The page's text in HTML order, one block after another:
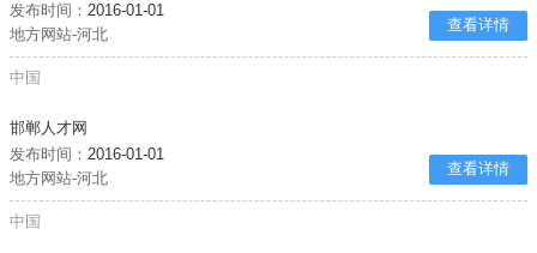
发布时间：2016-01-01
地方网站-河北
查看详情
中国
邯郸人才网
发布时间：2016-01-01
地方网站-河北
查看详情
中国